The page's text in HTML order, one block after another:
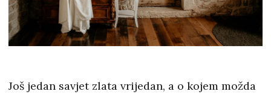
Još jedan savjet zlata vrijedan, a o kojem možda